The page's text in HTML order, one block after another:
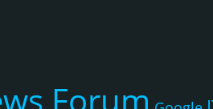
Forum